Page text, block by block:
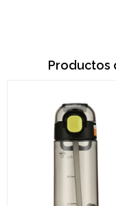
Productos